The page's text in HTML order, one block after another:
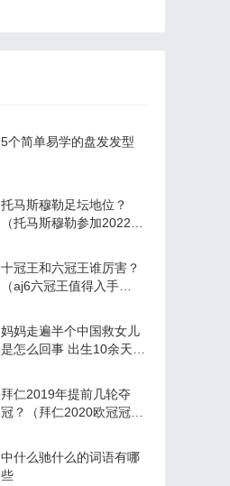
5个简单易学的盘发发型
托马斯穆勒足坛地位？
（托马斯穆勒参加2022世
十冠王和六冠王谁厉害？
（aj6六冠王值得入手
妈妈走遍半个中国救女儿
是怎么回事 出生10余天女
细胞瘤
拜仁2019年提前几轮夺
冠？（拜仁2020欧冠冠军
中什么驰什么的词语有哪
些